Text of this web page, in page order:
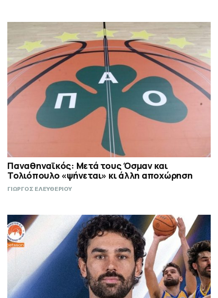
Παναθηναϊκός: Μετά τους Όσμαν και
Τολιόπουλο «ψήνεται» κι άλλη αποχώρηση
ΓΙΩΡΓΟΣ ΕΛΕΥΘΕΡΙΟΥ